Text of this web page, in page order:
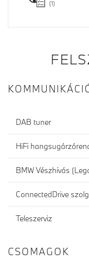
DAB tuner
HiFi
BMW Vészhívás
ConnectedDrive
Teleszerviz
CSOMAGOK